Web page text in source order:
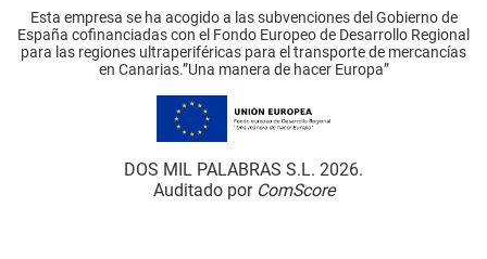
Esta empresa se ha acogido a las subvenciones del Gobierno de
España cofinanciadas con el Fondo Europeo de Desarrollo Regional
para las regiones ultraperiféricas para el transporte de mercancías
en Canarias.”Una manera de hacer Europa”
DOS MIL PALABRAS S.L. 2026.
Auditado por ComScore